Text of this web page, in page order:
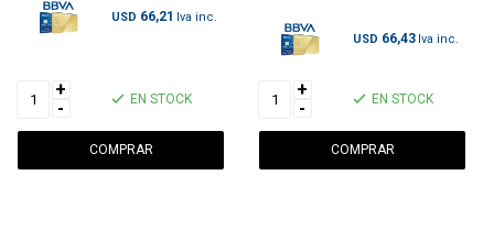
USD 66,21
+
-
EN STOCK
USD 66,43
+
-
EN STOCK